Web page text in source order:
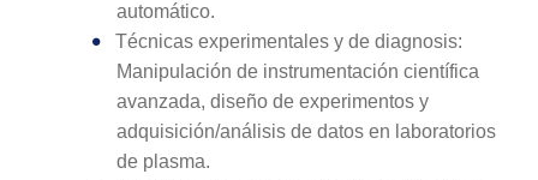
automático.
Técnicas experimentales y de diagnosis:
Manipulación de instrumentación científica
avanzada, diseño de experimentos y
adquisición/análisis de datos en laboratorios
de plasma.